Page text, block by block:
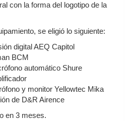
con la forma del logotipo de la
se eligió lo siguiente:
digital AEQ Capitol
BCM
automático Shure
y monitor Yellowtec Mika
de D&R Airence
en 3 meses.